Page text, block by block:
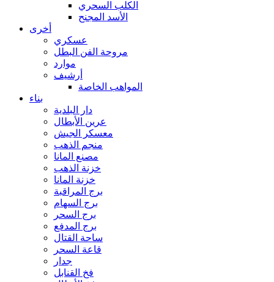
الكلب السحري
الأسد المجنح
أخرى
عسكري
مروحة الفن البطل
موارد
أرشيف
المواهب الخاصة
بناء
دار البلدية
عرين الأبطال
معسكر الجيش
منجم الذهب
مصنع المانا
خزنة الذهب
خزنة المانا
برج المراقبة
برج السهام
برج السحر
برج المدفع
ساحة القتال
قاعة السحر
جدار
فخ القنابل